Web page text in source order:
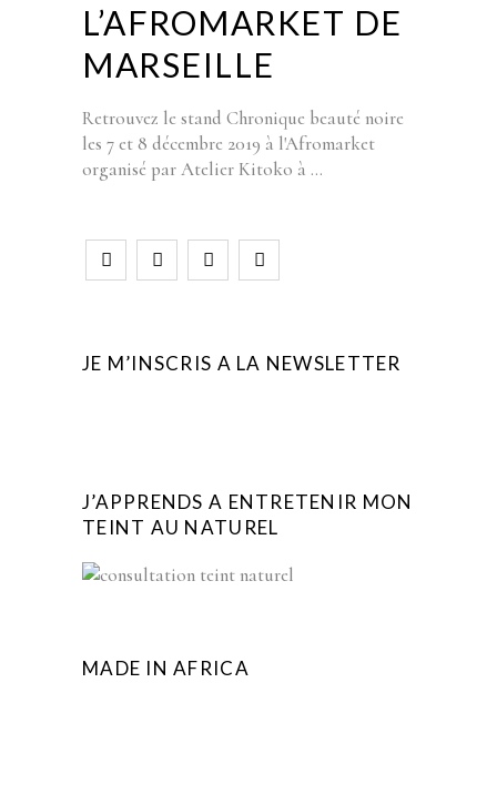
L’AFROMARKET DE
MARSEILLE
Retrouvez le stand Chronique beauté noire
les 7 et 8 décembre 2019 à l'Afromarket
organisé par Atelier Kitoko à
JE M’INSCRIS A LA NEWSLETTER
J’APPRENDS A ENTRETENIR MON
TEINT AU NATUREL
MADE IN AFRICA